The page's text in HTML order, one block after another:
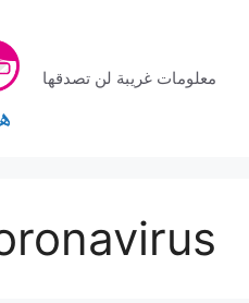
المحتوى
معلومات غريبة لن تصدقها